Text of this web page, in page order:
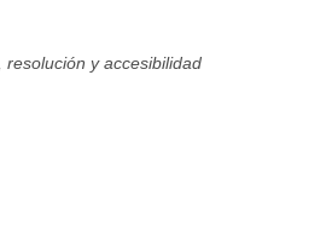
y accesibilidad